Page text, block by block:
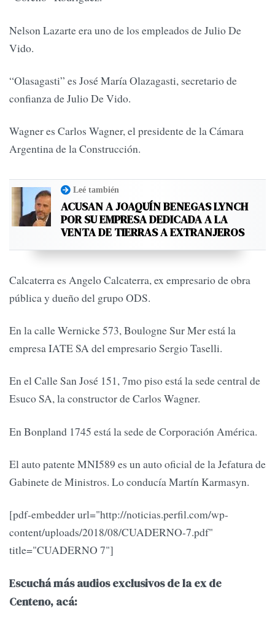
Nelson Lazarte era uno de los empleados de Julio De
Vido.
“Olasagasti” es José María Olazagasti, secretario de
confianza de Julio De Vido.
Wagner es Carlos Wagner, el presidente de la Cámara
Argentina de la Construcción.
Leé también
ACUSAN A JOAQUÍN BENEGAS LYNCH
POR SU EMPRESA DEDICADA A LA
VENTA DE TIERRAS A EXTRANJEROS
Calcaterra es Angelo Calcaterra, ex empresario de obra
pública y dueño del grupo ODS.
En la calle Wernicke 573, Boulogne Sur Mer está la
empresa IATE SA del empresario Sergio Taselli.
En el Calle San José 151, 7mo piso está la sede central de
Esuco SA, la constructor de Carlos Wagner.
En Bonpland 1745 está la sede de Corporación América.
El auto patente MNI589 es un auto oficial de la Jefatura de
Gabinete de Ministros. Lo conducía Martín Karmasyn.
[pdf-embedder url="http://noticias.perfil.com/wp-
content/uploads/2018/08/CUADERNO-7.pdf"
title="CUADERNO 7"]
Escuchá más audios exclusivos de la ex de
Centeno, acá: